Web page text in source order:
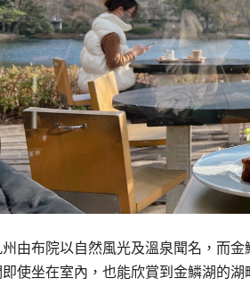
州由布院以自然風光及溫泉聞名，而
使坐在室內，也能欣賞到金鱗湖的